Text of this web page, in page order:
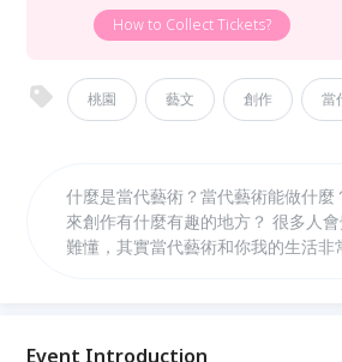
How to Collect Tickets?
桃園 藝文 創作 當
什麼是當代藝術？當代藝術能做什麼
來創作有什麼有趣的地方？ 很多人
難懂，其實當代藝術和你我的生活
話想說，或想在一成不變的生活找尋
Event Introduction